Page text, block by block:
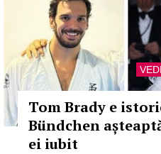
Tom Brady e
Bündchen
ei iubit